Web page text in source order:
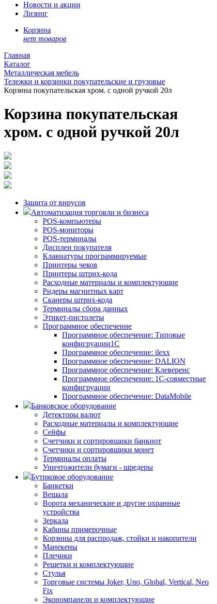
Новости и акции
Лизинг
Корзина
нет товаров
Главная
Каталог
Металлическая мебель
Тележки и корзинки покупательские и грузовые
Корзина покупательская хром. с одной ручкой 20л
Корзина покупательская
хром. с одной ручкой 20л
Защита от вирусов
Автоматизация торговли и бизнеса
POS-компьютеры
POS-мониторы
POS-терминалы
Дисплеи покупателя
Клавиатуры программируемые
Принтеры чеков
Принтеры штрих-кода
Расходные материалы и комплектующие
Ридеры магнитных карт
Сканеры штрих-кода
Терминалы сбора данных
Этикет-пистолеты
Программное обеспечение
Программное обеспечение: Типовые
конфигруации1С
Программное обеспечение: ilexx
Программное обеспечение: DALION
Программное обеспечение: Клеверенс
Программное обеспечение: 1С-совместные
конфигруации
Программное обеспечение: DataMobile
Банковское оборудование
Детекторы валют
Расходные материалы и комплектующие
Сейфы
Счетчики и сортировщики банкнот
Счетчики и сортировщики монет
Терминалы оплаты
Уничтожители бумаги - шредеры
Бутиковое оборудование
Банкетки
Вешала
Ворота механические и другие охранные
устройства
Зеркала
Кабины примерочные
Корзины для распродаж, стойки и накопители
Манекены
Плечики
Решетки и комплектующие
Стулья
Торговые системы Joker, Uno, Global, Vertical, Neo
Fix
Экономпанели и комплектующие